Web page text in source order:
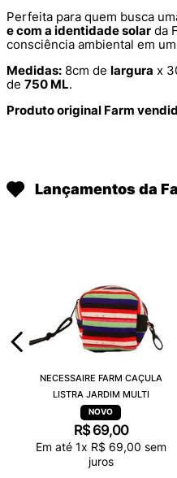
Perfeita para quem busca
e com a identidade solar da
consciência ambiental em
Medidas: 8cm de largura x
de 750 ML.
Produto original Farm
Lançamentos da
NECESSAIRE FARM CAÇULA
LISTRA JARDIM MULTI
R$ 69,00
Em até 1x R$ 69,00 sem
juros